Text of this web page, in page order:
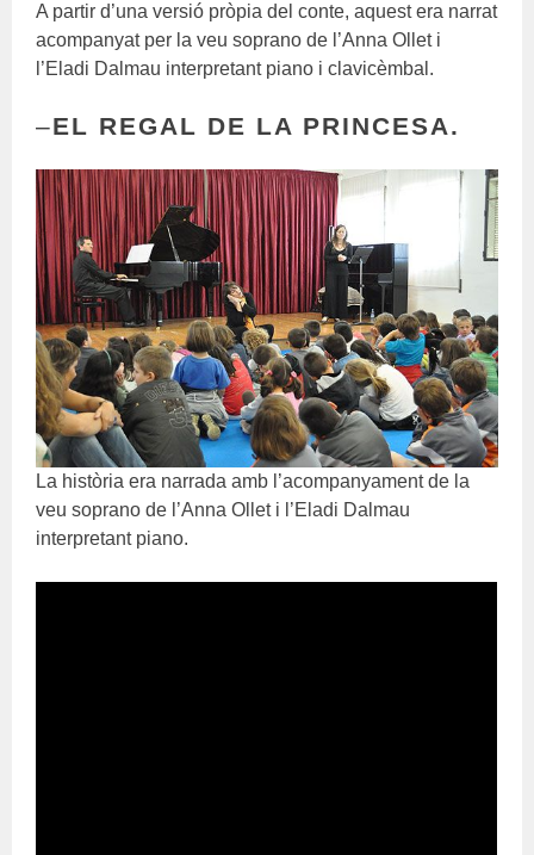
A partir d’una versió pròpia del conte, aquest era narrat
acompanyat per la veu soprano de l’Anna Ollet i
l’Eladi Dalmau interpretant piano i clavicèmbal.
–EL REGAL DE LA PRINCESA.
La història era narrada amb l’acompanyament de la
veu soprano de l’Anna Ollet i l’Eladi Dalmau
interpretant piano.